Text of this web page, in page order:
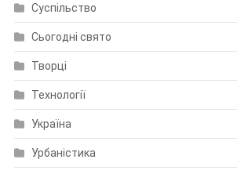
Суспільство
Сьогодні свято
Творці
Технології
Україна
Урбаністика